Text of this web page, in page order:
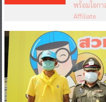
พร้อมโอกา
Affiliate